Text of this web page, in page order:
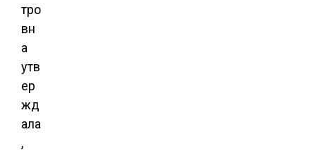
тро
вн
а
утв
ер
жд
ала
,